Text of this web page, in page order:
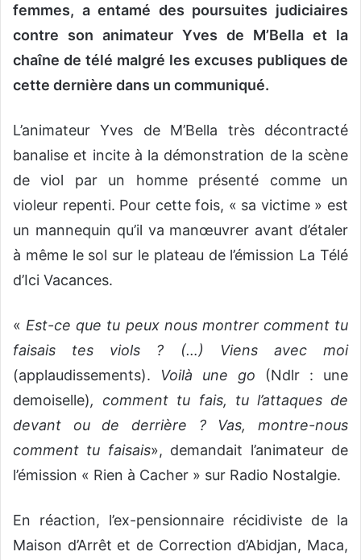
femmes, a entamé des poursuites judiciaires
contre son animateur Yves de M’Bella et la
chaîne de télé malgré les excuses publiques de
cette dernière dans un communiqué.
L’animateur Yves de M’Bella très décontracté
banalise et incite à la démonstration de la scène
de viol par un homme présenté comme un
violeur repenti. Pour cette fois, « sa victime » est
un mannequin qu’il va manœuvrer avant d’étaler
à même le sol sur le plateau de l’émission La Télé
d’Ici Vacances.
« Est-ce que tu peux nous montrer comment tu
faisais tes viols ? (…) Viens avec moi
(applaudissements). Voilà une go (Ndlr : une
demoiselle), comment tu fais, tu l’attaques de
devant ou de derrière ? Vas, montre-nous
comment tu faisais», demandait l’animateur de
l’émission « Rien à Cacher » sur Radio Nostalgie.
En réaction, l’ex-pensionnaire récidiviste de la
Maison d’Arrêt et de Correction d’Abidjan, Maca,